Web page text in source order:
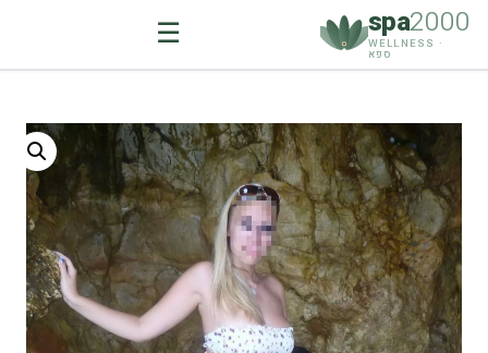
spa2000
WELLNESS ·
ספא ☰